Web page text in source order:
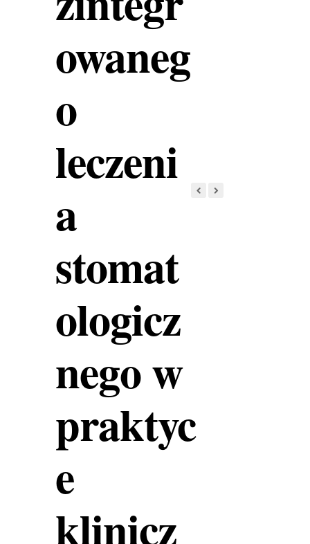
owaneg
o
leczeni
a
stomat
ologicz
nego w
praktyc
e
klinicz